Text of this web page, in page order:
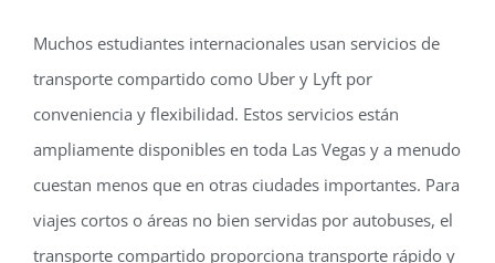
Muchos estudiantes internacionales usan servicios de
transporte compartido como Uber y Lyft por
conveniencia y flexibilidad. Estos servicios están
ampliamente disponibles en toda Las Vegas y a menudo
cuestan menos que en otras ciudades importantes. Para
viajes cortos o áreas no bien servidas por autobuses, el
transporte compartido proporciona transporte rápido y